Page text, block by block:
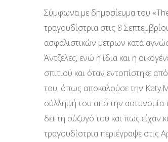
Σύμφωνα με δημοσίευμα του
τραγουδίστρια στις 8
ασφαλιστικών μέτρων κατά
Άντζελες, ενώ η ίδια και η
σπιτιού και όταν εντοπίστηκε
του, όπως αποκαλούσε την
σύλληψή του από την αστυνομία
δει τη σύζυγό του και πως
τραγουδίστρια περιέγραψε